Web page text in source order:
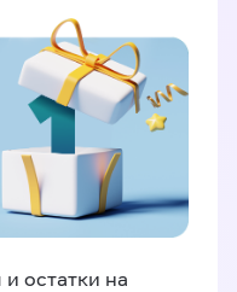
остатки на